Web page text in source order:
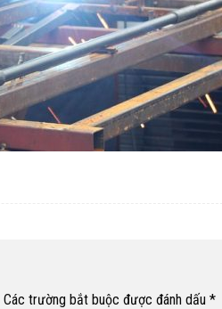
Các trường bắt buộc được đánh dấu *